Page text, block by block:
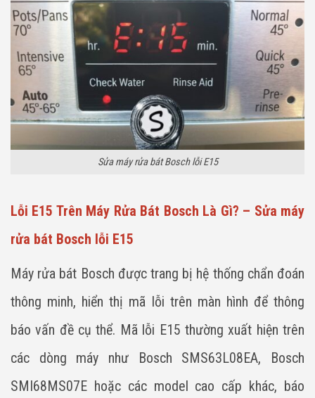
Sửa máy rửa bát Bosch lỗi E15
Lỗi E15 Trên Máy Rửa Bát Bosch Là Gì? – Sửa máy
rửa bát Bosch lỗi E15
Máy rửa bát Bosch được trang bị hệ thống chẩn đoán
thông minh, hiển thị mã lỗi trên màn hình để thông
báo vấn đề cụ thể. Mã lỗi E15 thường xuất hiện trên
các dòng máy như Bosch SMS63L08EA, Bosch
SMI68MS07E hoặc các model cao cấp khác, báo